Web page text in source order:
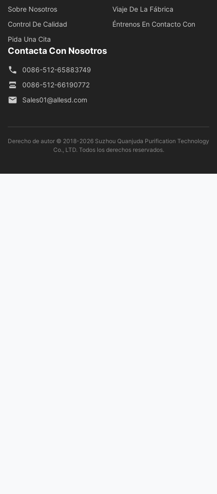
Sobre Nosotros
Viaje De La Fábrica
Control De Calidad
Éntrenos En Contacto Con
Pida Una Cita
Contacta Con Nosotros
0086-512-65883749
0086-512-66190772
Sales01@allesd.com
Derecho de autor © 2018-2026 Suzhou Quanjuda Purification Technology
Co., LTD. Todos los derechos reservados.